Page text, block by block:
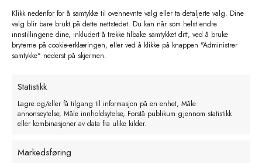
Klikk nedenfor for å samtykke til ovennevnte valg eller ta detaljerte valg. Dine
valg blir bare brukt på dette nettstedet. Du kan når som helst endre
innstillingene dine, inkludert å trekke tilbake samtykket ditt, ved å bruke
bryterne på cookie-erklæringen, eller ved å klikke på knappen "Administrer
samtykke" nederst på skjermen.
Statistikk
Lagre og/eller få tilgang til informasjon på en enhet, Måle
annonseytelse, Måle innholdsytelse, Forstå publikum gjennom statistikk
eller kombinasjoner av data fra ulike kilder.
Markedsføring
Colostrum Refraktometer. Brixskala
kr630,00 eks. MVA